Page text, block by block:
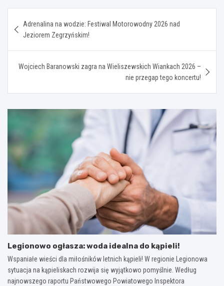
wpisu
Adrenalina na wodzie: Festiwal Motorowodny 2026 nad
Jeziorem Zegrzyńskim!
Wojciech Baranowski zagra na Wieliszewskich Wiankach 2026 –
nie przegap tego koncertu!
Legionowo ogłasza: woda idealna do kąpieli!
Wspaniałe wieści dla miłośników letnich kąpieli! W regionie Legionowa
sytuacja na kąpieliskach rozwija się wyjątkowo pomyślnie. Według
najnowszego raportu Państwowego Powiatowego Inspektora